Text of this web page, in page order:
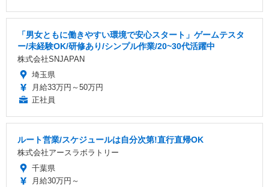
「男女ともに働きやすい環境で安心スタート」ゲームテスタ
ー/未経験OK/研修あり/シンプル作業/20~30代活躍中
株式会社SNJAPAN
埼玉県
月給33万円～50万円
正社員
ルート営業/スケジュールは自分次第!直行直帰OK
株式会社アースラボラトリー
千葉県
月給30万円～